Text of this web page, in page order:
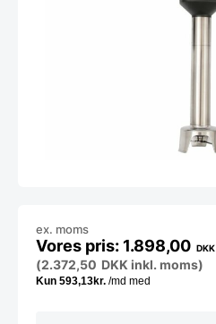
1.898,00 DKK
ex. moms
(2.372,50 DKK inkl. moms)